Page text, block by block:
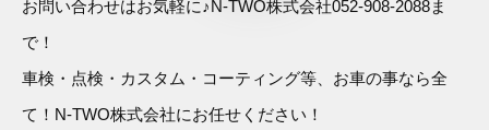
お問い合わせはお気軽に♪N-TWO株式会社052-908-2088ま
で！
車検・点検・カスタム・コーティング等、お車の事なら全
て！N-TWO株式会社にお任せください！